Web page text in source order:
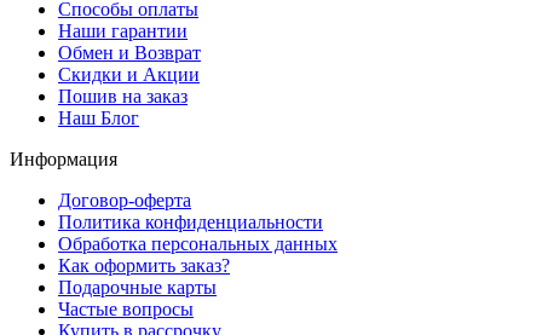
Способы оплаты
Наши гарантии
Обмен и Возврат
Скидки и Акции
Пошив на заказ
Наш Блог
Информация
Договор-оферта
Политика конфиденциальности
Обработка персональных данных
Как оформить заказ?
Подарочные карты
Частые вопросы
Купить в рассрочку